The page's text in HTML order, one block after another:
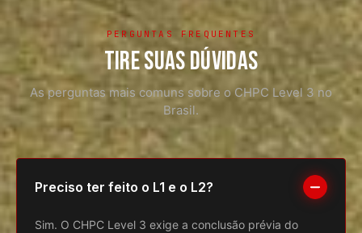
PERGUNTAS FREQUENTES
TIRE SUAS DÚVIDAS
As perguntas mais comuns sobre o CHPC Level 3 no
Brasil.
Preciso ter feito o L1 e o L2?
Sim. O CHPC Level 3 exige a conclusão prévia do